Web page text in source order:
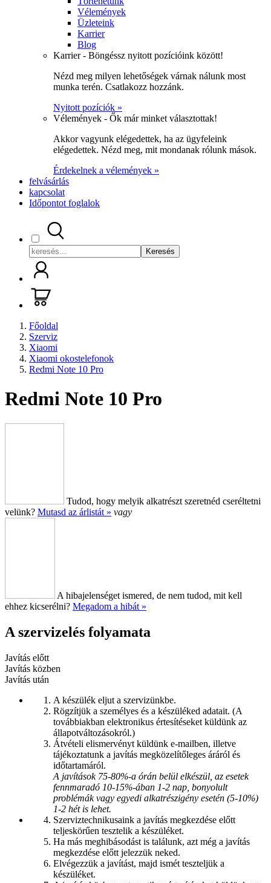
Vélemények
Üzleteink
Karrier
Blog
Karrier - Böngéssz nyitott pozícióink között!
Nézd meg milyen lehetőségek várnak nálunk most
munka terén. Csatlakozz hozzánk.
Nyitott pozíciók »
Vélemények - Ők már minket választottak!
Akkor vagyunk elégedettek, ha az ügyfeleink
elégedettek. Nézd meg, mit mondanak rólunk mások.
Érdekelnek a vélemények »
felvásárlás
kapcsolat
Időpontot foglalok
Keresés
Főoldal
Szerviz
Xiaomi
Xiaomi okostelefonok
Redmi Note 10 Pro
Redmi Note 10 Pro
Tudod, hogy melyik alkatrészt szeretnéd cseréltetni
velünk? Mutasd az árlistát » vagy
A hibajelenséget ismered, de nem tudod, mit kell
ehhez kicserélni? Megadom a hibát »
A szervizelés folyamata
Javítás előtt
Javítás közben
Javítás után
A készülék eljut a szervizünkbe.
Rögzítjük a személyes és a készüléked adatait. (A
továbbiakban elektronikus értesítéseket küldünk az
állapotváltozásokról.)
Átvételi elismervényt küldünk e-mailben, illetve
tájékoztatunk a javítás megközelítőleges áráról és
időtartamáról.
A javítások 75-80%-a órán belül elkészül, az esetek
fennmaradó 10-15%-ában 1-2 nap, bonyolult
problémák vagy egyedi alkatrészigény esetén (5-10%)
1-2 hét is lehet.
Szerviztechnikusaink a javítás megkezdése előtt
teljeskörűen tesztelik a készüléket.
Ha más meghibásodást is találunk, azt még a javítás
megkezdése előtt jelezzük neked.
Elvégezzük a javítást, majd ismét teszteljük a
készüléket.